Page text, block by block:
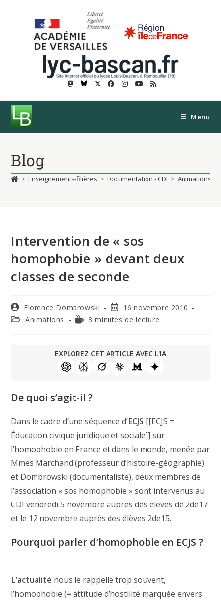
𝕏
Menu
Blog
> Enseignements-filières > Documentation - CDI > Animations
Intervention de « sos
homophobie » devant deux
classes de seconde
Florence Dombrowski
16 novembre 2010
Animations
3 minutes de lecture
EXPLOREZ CET ARTICLE AVEC L'IA
De quoi s’agit-il ?
Dans le cadre d’une séquence d’ECJS [[ECJS =
Éducation civique juridique et sociale]] sur
l’homophobie en France et dans le monde, menée par
Mmes Marchand (professeur d’histoire-géographie)
et Dombrowski (documentaliste), deux membres de
l’association « sos homophobie » sont intervenus au
CDI vendredi 5 novembre auprès des élèves de 2de17
et le 12 novembre auprès des élèves 2de15.
Pourquoi parler d’homophobie en ECJS ?
L’actualité nous le rappelle trop souvent,
l’homophobie (= attitude d’hostilité marquée envers